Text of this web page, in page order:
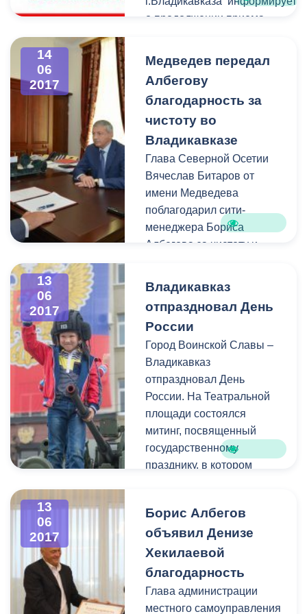
о продолжении приема
предложений о цене) по
продаже права заключения
договора на право
размещения
нестационарного торгового
объекта
14
06
2017
Медведев передал
Албегову
благодарность за
чистоту во
Владикавказе
Глава Северной Осетии
Вячеслав Битаров от
имени Медведева
поблагодарил сити-
менеджера Бориса
Албегова за чистоту и
подчеркнул, что
прибывшие накануне в
республику гости – члены
кабинета министров РФ
дали положительную
оценку внешнему облику
столицы Северной
Осетии.
13
06
2017
Владикавказ
отпраздновал День
России
Город Воинской Славы –
Владикавказ
отпраздновал День
России. На Театральной
площади состоялся
митинг, посвященный
государственному
празднику, в котором
Битаров, руководитель
аппарата Главы
республики Рустем
Келехсаев, глава
Администрации местного
13
06
2017
Борис Албегов
объявил Денизе
Хекилаевой
благодарность
Глава администрации
местного самоуправления